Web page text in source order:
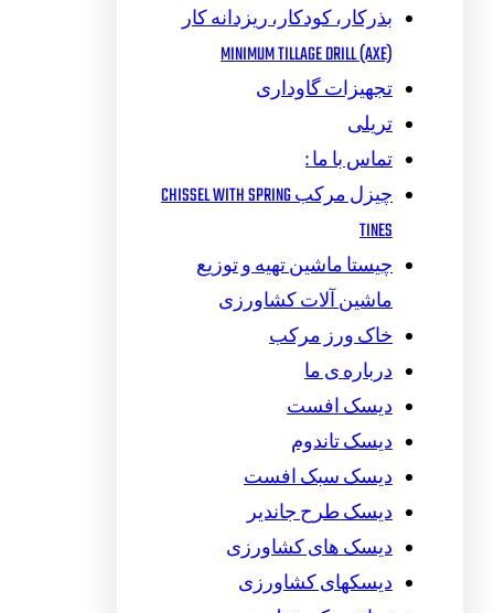
بذرکار، کودکار، ریزدانه کار
MINIMUM TILLAGE DRILL (AXE)
تجهیزات گاوداری
تریلی
تماس با ما :
چیزل مرکب CHISSEL WITH SPRING
TINES
چیستا ماشین تهیه و توزیع
ماشین آلات کشاورزی
خاک ورز مرکب
درباره ی ما
دیسک افست
دیسک تاندوم
دیسک سبک افست
دیسک طرح جاندیر
دیسک های کشاورزی
دیسکهای کشاورزی